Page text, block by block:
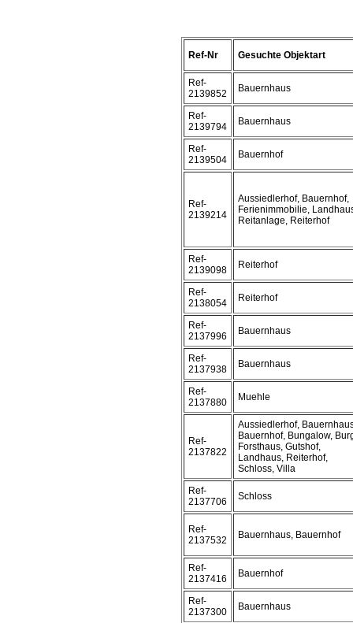
Ref-Nr Gesuchte Objektart
Ref-
2139852
Bauernhaus
Ref-
2139794
Bauernhaus
Ref-
2139504
Bauernhof
Ref-
2139214
Aussiedlerhof, Bauernhof,
Ferienimmobilie,
Reitanlage, Reiterhof
Ref-
2139098
Reiterhof
Ref-
2138054
Reiterhof
Ref-
2137996
Bauernhaus
Ref-
2137938
Bauernhaus
Ref-
2137880
Muehle
Ref-
2137822
Aussiedlerhof,
Bauernhof, Bungalow,
Forsthaus, Gutshof,
Landhaus, Reiterhof,
Schloss, Villa
Ref-
2137706
Schloss
Ref-
2137532
Bauernhaus, Bauernhof
Ref-
2137416
Bauernhof
Ref-
2137300
Bauernhaus